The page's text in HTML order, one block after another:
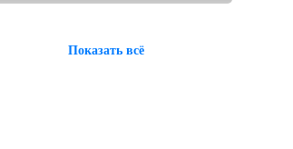
Показать всё